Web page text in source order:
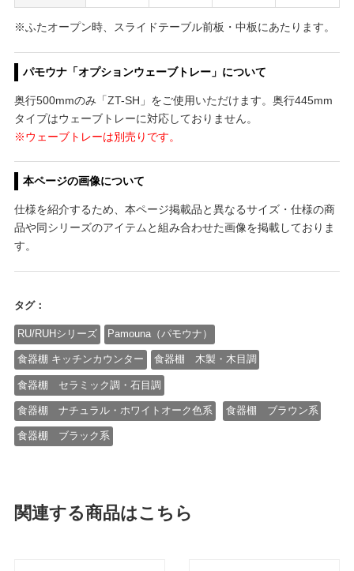
※ふたオープン時、スライドテーブル前板・中板にあたります。
パモウナ「オプションウェーブトレー」について
奥行500mmのみ「ZT-SH」をご使用いただけます。奥行445mm
タイプはウェーブトレーに対応しておりません。
※ウェーブトレーは別売りです。
本ページの画像について
仕様を紹介するため、本ページ掲載品と異なるサイズ・仕様の商
品や同シリーズのアイテムと組み合わせた画像を掲載しておりま
す。
タグ：
RU/RUHシリーズ Pamouna（パモウナ）
食器棚 キッチンカウンター 食器棚 木製・木目調
食器棚 セラミック調・石目調
食器棚 ナチュラル・ホワイトオーク色系 食器棚 ブラウン系
食器棚 ブラック系
関連する商品はこちら